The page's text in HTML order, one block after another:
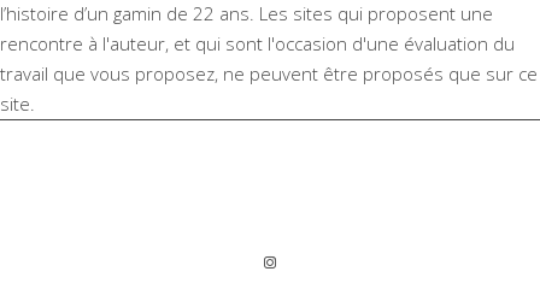
l’histoire d’un gamin de 22 ans. Les sites qui proposent une
rencontre à l'auteur, et qui sont l'occasion d'une évaluation du
travail que vous proposez, ne peuvent être proposés que sur ce
site.